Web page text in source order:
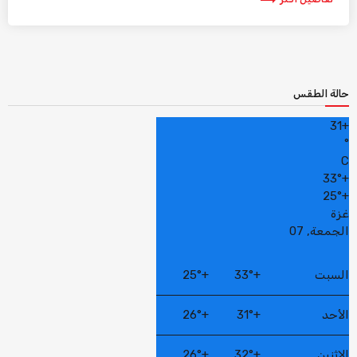
حالة الطقس
+
31
°
C
+
33°
+
25°
غزة
الجمعة, 07
السبت +
33°
+
25°
الأحد +
31°
+
26°